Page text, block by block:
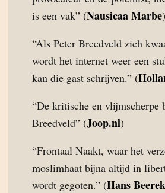
is een vak” (Nausicaa Marbe)
“Als Peter Breedveld zich
wordt het internet weer een
kan die gast schrijven.” (
“De kritische en vlijmscherpe
Breedveld” (Joop.nl)
“Frontaal Naakt, waar het
moslimhaat bijna altijd in
wordt gegoten.” (Hans